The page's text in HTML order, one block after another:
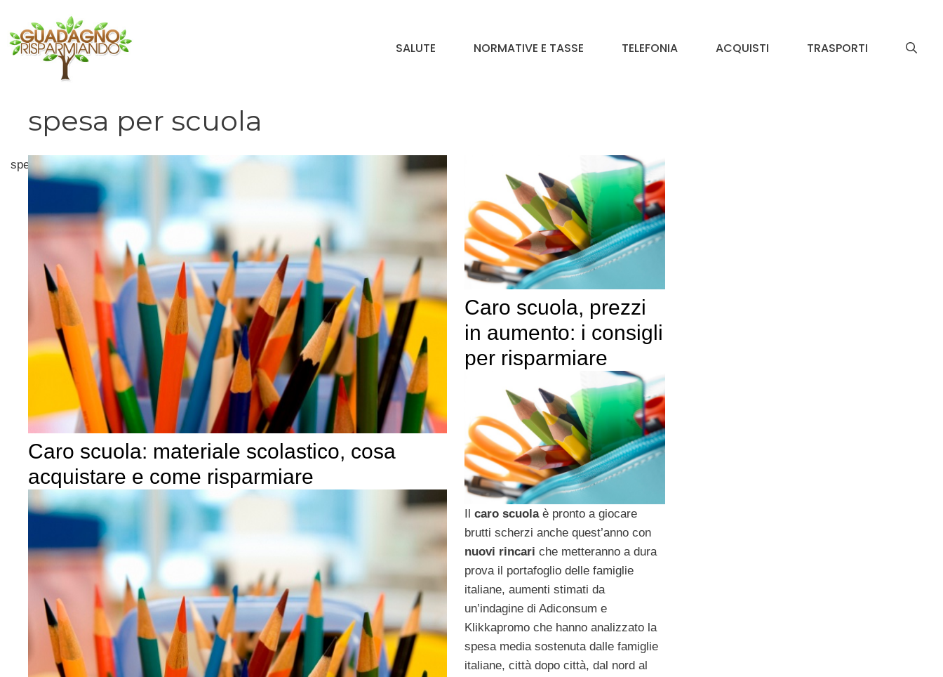
contenuto
SALUTE NORMATIVE E TASSE TELEFONIA ACQUISTI TRASPORTI
spesa per scuola
spesa per scuola
Caro scuola: materiale scolastico, cosa
acquistare e come risparmiare
Caro scuola, prezzi
in aumento: i consigli
per risparmiare
caro scuolaè pronto a giocare
brutti scherzi anche quest’anno con
nuovi rincari che metteranno a dura
prova il portafoglio delle famiglie
italiane, aumenti stimati da
un’indagine di Adiconsum e
Klikkapromo che hanno analizzato la
spesa media sostenuta dalle famiglie
italiane, città dopo città, dal nord al